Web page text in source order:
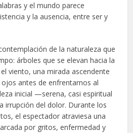
y el mundo parece
y la ausencia, entre ser y
de la naturaleza que
árboles que se elevan hacia la
viento, una mirada ascendente
antes de enfrentarnos al
inicial —serena, casi espiritual
irrupción del dolor. Durante los
el espectador atraviesa una
por gritos, enfermedad y